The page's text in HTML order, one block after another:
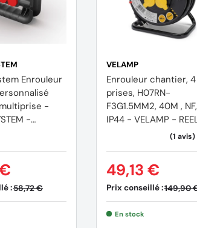
Enrouleur
-
-
:58,72 €
VELAMP
Enrouleur chantier, 4
prises, H07RN-
F3G1.5MM2, 40M , NF,CE -
IP44 - VELAMP -
Prix conseillé :149,90
49,13 €
En stock